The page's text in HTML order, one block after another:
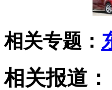
相关专题：
相关报道：